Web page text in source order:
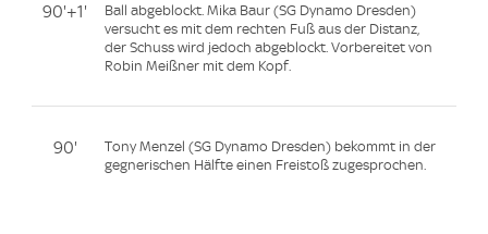
90'+1'
Ball abgeblockt. Mika Baur (SG Dynamo Dresden)
versucht es mit dem rechten Fuß aus der Distanz,
der Schuss wird jedoch abgeblockt. Vorbereitet von
Robin Meißner mit dem Kopf.
90'
Tony Menzel (SG Dynamo Dresden) bekommt in der
gegnerischen Hälfte einen Freistoß zugesprochen.